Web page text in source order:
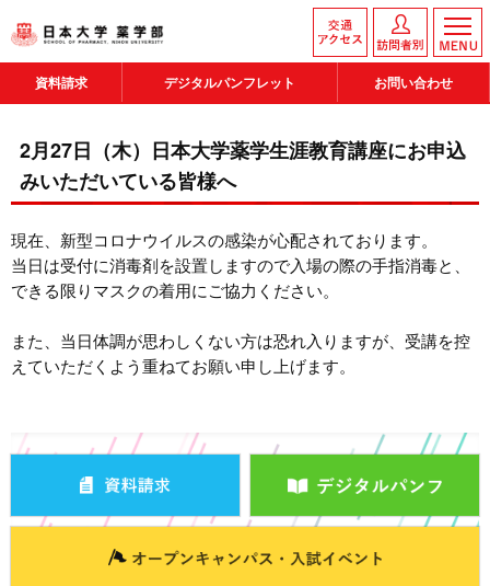
資料請求 デジタルパンフレット お問い合わせ
2月27日（木）日本大学薬学生涯教育講座にお申込
みいただいている皆様へ
現在、新型コロナウイルスの感染が心配されております。
当日は受付に消毒剤を設置しますので入場の際の手指消毒と、
できる限りマスクの着用にご協力ください。
また、当日体調が思わしくない方は恐れ入りますが、受講を控
えていただくよう重ねてお願い申し上げます。